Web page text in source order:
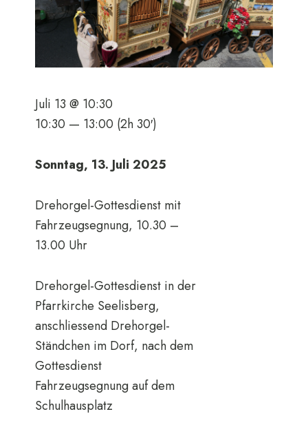
Sonntag, 13. Juli 2025
Drehorgel-Gottesdienst mit
Fahrzeugsegnung, 10.30 –
13.00 Uhr
Drehorgel-Gottesdienst in der
Pfarrkirche Seelisberg,
anschliessend Drehorgel-
Ständchen im Dorf, nach dem
Gottesdienst
Fahrzeugsegnung auf dem
Schulhausplatz
Juli 13 @ 10:30
10:30 — 13:00 (2h 30′)